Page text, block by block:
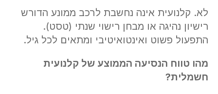
לא. קלנועית אינה נחשבת לרכב ממונע הדורש
רישיון נהיגה או מבחן רישוי שנתי (טסט).
התפעול פשוט ואינטואיטיבי ומתאים לכל גיל.
מהו טווח הנסיעה הממוצע של קלנועית
חשמלית?